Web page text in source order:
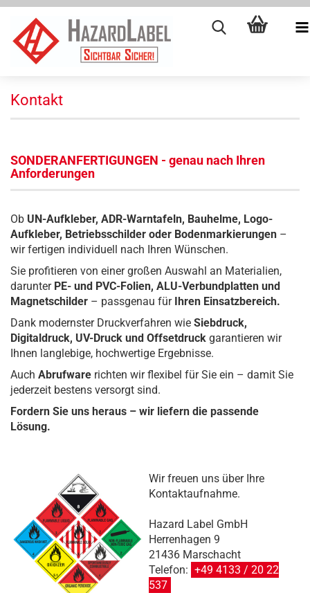
Kontakt
SONDERANFERTIGUNGEN - genau nach Ihren
Anforderungen
Ob UN-Aufkleber, ADR-Warntafeln, Bauhelme, Logo-
Aufkleber, Betriebsschilder oder Bodenmarkierungen –
wir fertigen individuell nach Ihren Wünschen.
Sie profitieren von einer großen Auswahl an Materialien,
darunter PE- und PVC-Folien, ALU-Verbundplatten und
Magnetschilder – passgenau für Ihren Einsatzbereich.
Dank modernster Druckverfahren wie Siebdruck,
Digitaldruck, UV-Druck und Offsetdruck garantieren wir
Ihnen langlebige, hochwertige Ergebnisse.
Auch Abrufware richten wir flexibel für Sie ein – damit Sie
jederzeit bestens versorgt sind.
Fordern Sie uns heraus – wir liefern die passende
Lösung.
Wir freuen uns über Ihre
Kontaktaufnahme.
Hazard Label GmbH
Herrenhagen 9
21436 Marschacht
Telefon: +49 4133 / 20 22
537